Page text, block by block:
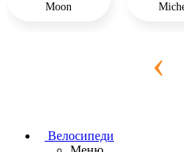
Moon
‹
Велосипеди